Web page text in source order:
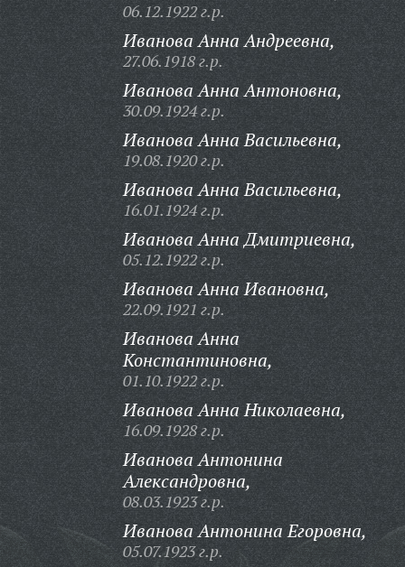
06.12.1922 г.р.
Иванова Анна Андреевна,
27.06.1918 г.р.
Иванова Анна Антоновна,
30.09.1924 г.р.
Иванова Анна Васильевна,
19.08.1920 г.р.
Иванова Анна Васильевна,
16.01.1924 г.р.
Иванова Анна Дмитриевна,
05.12.1922 г.р.
Иванова Анна Ивановна,
22.09.1921 г.р.
Иванова Анна
Константиновна,
01.10.1922 г.р.
Иванова Анна Николаевна,
16.09.1928 г.р.
Иванова Антонина
Александровна,
08.03.1923 г.р.
Иванова Антонина Егоровна,
05.07.1923 г.р.